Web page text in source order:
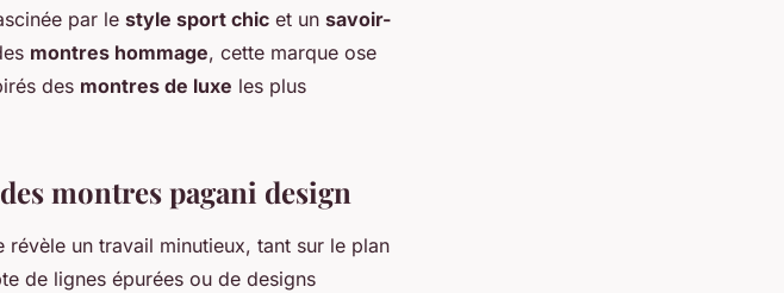
par le style sport chic et un savoir-
montres hommage, cette marque ose
des montres de luxe les plus
montres pagani design
révèle un travail minutieux, tant sur le plan
de lignes épurées ou de designs